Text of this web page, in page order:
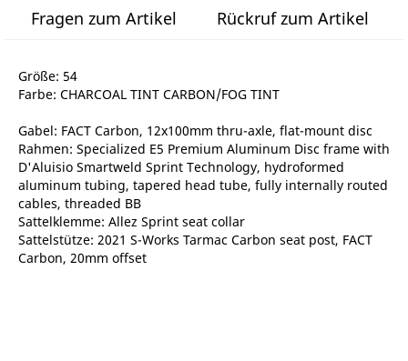
Fragen zum Artikel
Rückruf zum Artikel
Größe: 54
Farbe: CHARCOAL TINT CARBON/FOG TINT
Gabel: FACT Carbon, 12x100mm thru-axle, flat-mount disc
Rahmen: Specialized E5 Premium Aluminum Disc frame with
D'Aluisio Smartweld Sprint Technology, hydroformed
aluminum tubing, tapered head tube, fully internally routed
cables, threaded BB
Sattelklemme: Allez Sprint seat collar
Sattelstütze: 2021 S-Works Tarmac Carbon seat post, FACT
Carbon, 20mm offset